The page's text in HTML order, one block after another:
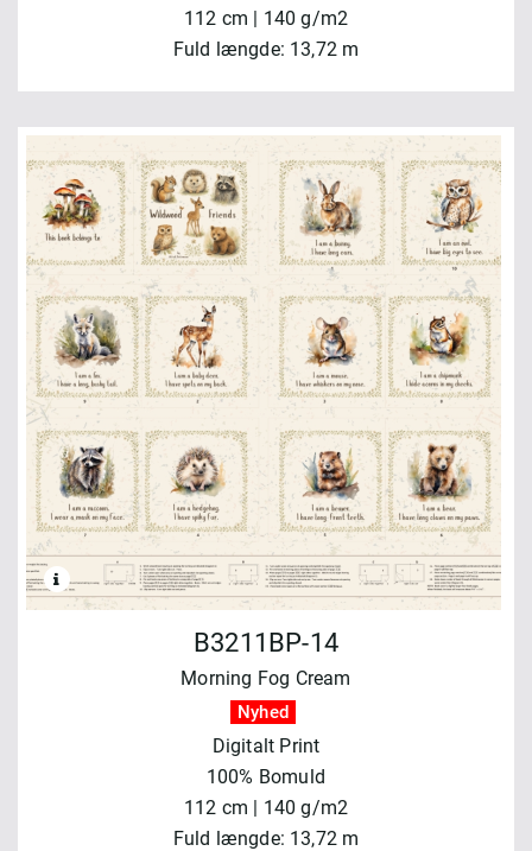
112 cm | 140 g/m2
Fuld længde: 13,72 m
B3211BP-14
Morning Fog Cream
Nyhed
Digitalt Print
100% Bomuld
112 cm | 140 g/m2
Fuld længde: 13,72 m